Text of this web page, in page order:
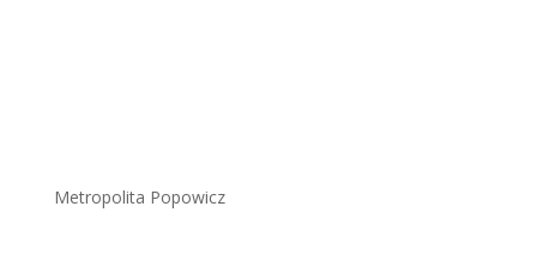
Metropolita Popowicz